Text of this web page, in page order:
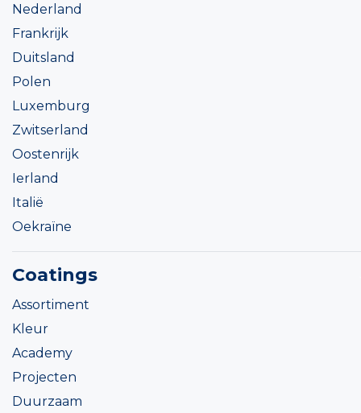
Nederland
Frankrijk
Duitsland
Polen
Luxemburg
Zwitserland
Oostenrijk
Ierland
Italië
Oekraïne
Coatings
Assortiment
Kleur
Academy
Projecten
Duurzaam